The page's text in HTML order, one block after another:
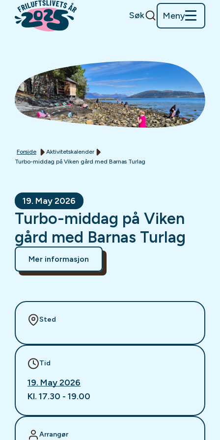
Søk Meny
Forside
Aktivitetskalender
Turbo-middag på Viken gård med Barnas Turlag
19. May 2026
Turbo-middag på Viken
gård med Barnas Turlag
Mer informasjon
Sted
Tid
19. May 2026
Kl. 17.30 - 19.00
Arrangør